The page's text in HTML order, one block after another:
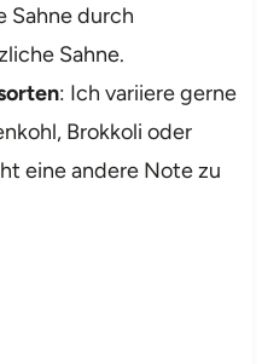
Sahne durch
Sahne.
: Ich variiere gerne
Brokkoli oder
eine andere Note zu